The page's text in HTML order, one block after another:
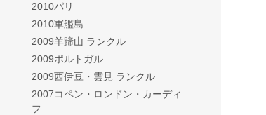
2010パリ
2010軍艦島
2009羊蹄山 ランクル
2009ポルトガル
2009西伊豆・雲見 ランクル
2007コペン・ロンドン・カーディ
フ